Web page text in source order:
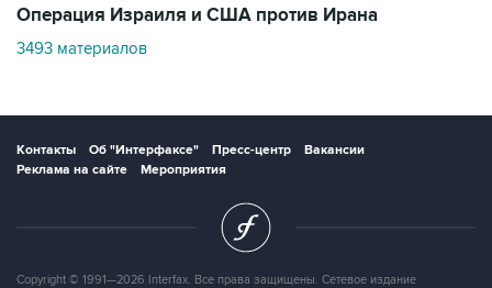
Операция Израиля и США против Ирана
3493 материалов
Контакты Об "Интерфаксе" Пресс-центр
Вакансии
Реклама на сайте
Мероприятия
Copyright © 1991—2026 Interfax. Все права защищены. Сетевое издание